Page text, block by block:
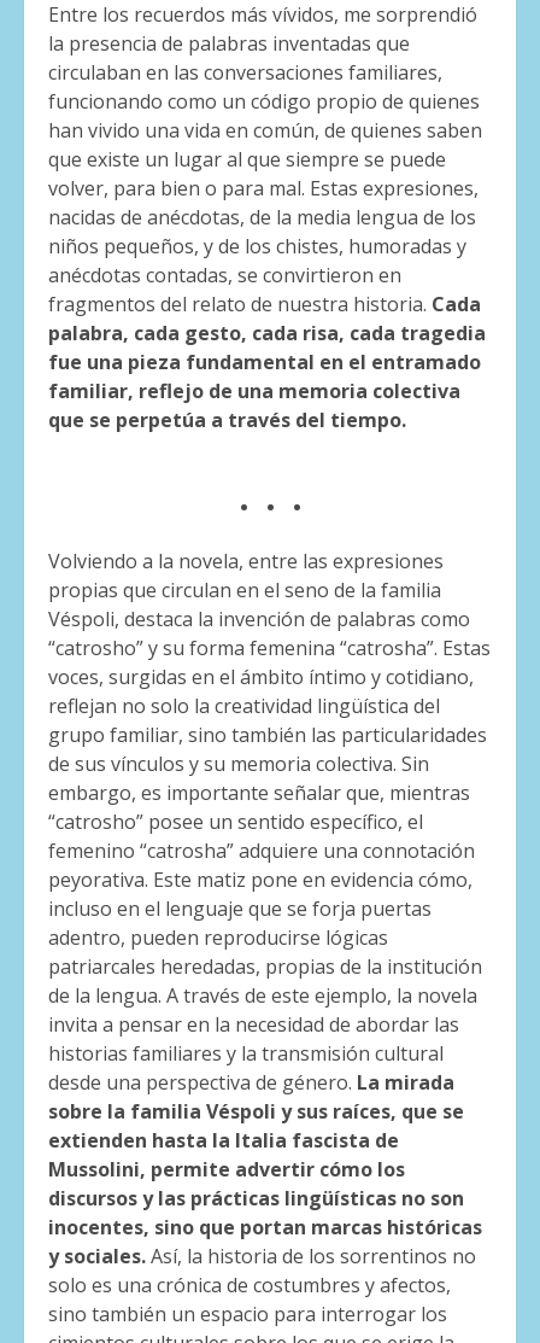
Entre los recuerdos más vívidos, me sorprendió
la presencia de palabras inventadas que
circulaban en las conversaciones familiares,
funcionando como un código propio de quienes
han vivido una vida en común, de quienes saben
que existe un lugar al que siempre se puede
volver, para bien o para mal. Estas expresiones,
nacidas de anécdotas, de la media lengua de los
niños pequeños, y de los chistes, humoradas y
anécdotas contadas, se convirtieron en
fragmentos del relato de nuestra historia. Cada
palabra, cada gesto, cada risa, cada tragedia
fue una pieza fundamental en el entramado
familiar, reflejo de una memoria colectiva
que se perpetúa a través del tiempo.
. . .
Volviendo a la novela, entre las expresiones
propias que circulan en el seno de la familia
Véspoli, destaca la invención de palabras como
“catrosho” y su forma femenina “catrosha”. Estas
voces, surgidas en el ámbito íntimo y cotidiano,
reflejan no solo la creatividad lingüística del
grupo familiar, sino también las particularidades
de sus vínculos y su memoria colectiva. Sin
embargo, es importante señalar que, mientras
“catrosho” posee un sentido específico, el
femenino “catrosha” adquiere una connotación
peyorativa. Este matiz pone en evidencia cómo,
incluso en el lenguaje que se forja puertas
adentro, pueden reproducirse lógicas
patriarcales heredadas, propias de la institución
de la lengua. A través de este ejemplo, la novela
invita a pensar en la necesidad de abordar las
historias familiares y la transmisión cultural
desde una perspectiva de género. La mirada
sobre la familia Véspoli y sus raíces, que se
extienden hasta la Italia fascista de
Mussolini, permite advertir cómo los
discursos y las prácticas lingüísticas no son
inocentes, sino que portan marcas históricas
y sociales.Así, la historia de los sorrentinos no
solo es una crónica de costumbres y afectos,
sino también un espacio para interrogar los